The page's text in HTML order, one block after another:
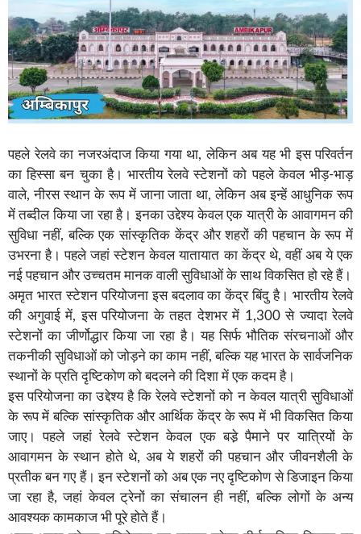
पहले रेलवे का नजरअंदाज किया गया था, लेकिन अब यह भी इस परिवर्तन
का हिस्सा बन चुका है। भारतीय रेलवे स्टेशनों को पहले केवल भीड़-भाड़
वाले, नीरस स्थान के रूप में जाना जाता था, लेकिन अब इन्हें आधुनिक रूप
में तब्दील किया जा रहा है। इनका उद्देश्य केवल एक यात्री के आवागमन की
सुविधा नहीं, बल्कि एक सांस्कृतिक केंद्र और शहरों की पहचान के रूप में
उभरना है। पहले जहां स्टेशन केवल यातायात का केंद्र थे, वहीं अब ये एक
नई पहचान और उच्चतम मानक वाली सुविधाओं के साथ विकसित हो रहे हैं।
अमृत भारत स्टेशन परियोजना इस बदलाव का केंद्र बिंदु है। भारतीय रेलवे
की अगुवाई में, इस परियोजना के तहत देशभर में 1,300 से ज्यादा रेलवे
स्टेशनों का जीर्णोद्धार किया जा रहा है। यह सिर्फ भौतिक संरचनाओं और
तकनीकी सुविधाओं को जोड़ने का काम नहीं, बल्कि यह भारत के सार्वजनिक
स्थानों के प्रति दृष्टिकोण को बदलने की दिशा में एक कदम है।
इस परियोजना का उद्देश्य है कि रेलवे स्टेशनों को न केवल यात्री सुविधाओं
के रूप में बल्कि सांस्कृतिक और आर्थिक केंद्र के रूप में भी विकसित किया
जाए। पहले जहां रेलवे स्टेशन केवल एक बडे़ पैमाने पर यात्रियों के
आवागमन के स्थान होते थे, अब ये शहरों की पहचान और जीवनशैली के
प्रतीक बन गए हैं। इन स्टेशनों को अब एक नए दृष्टिकोण से डिजाइन किया
जा रहा है, जहां केवल ट्रेनों का संचालन ही नहीं, बल्कि लोगों के अन्य
आवश्यक कामकाज भी पूरे होते हैं।